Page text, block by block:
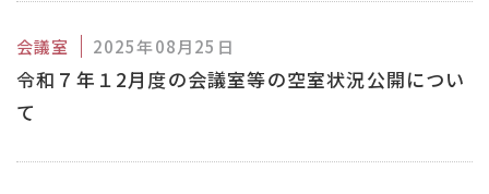
会議室 2025年08月25日
令和７年１2月度の会議室等の空室状況公開につい
て